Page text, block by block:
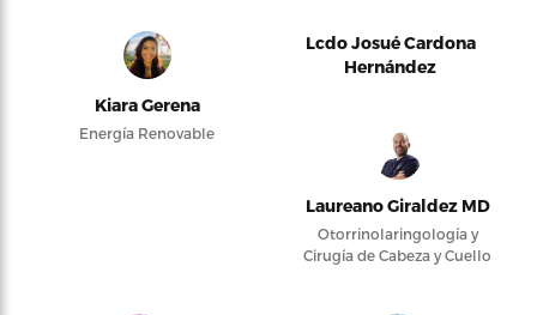
Kiara Gerena
Energía Renovable
Lcdo Josué Cardona
Hernández
Laureano Giraldez MD
Otorrinolaringología y
Cirugía de Cabeza y Cuello